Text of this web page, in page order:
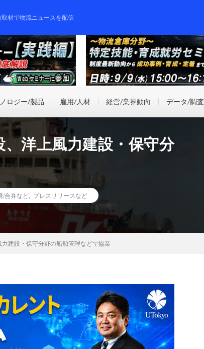
材で物流ニュースを配信
ロジー/製品 雇用/人材 経営/業界動向 データ/調査
洋上風力建設・保守分
/合弁など プレスリリースなど
建設・保守分野の船舶管理などで協業